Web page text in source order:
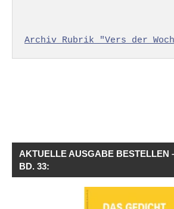
Archiv Rubrik "Vers der
AKTUELLE AUSGABE BESTELLEN
BD. 33: